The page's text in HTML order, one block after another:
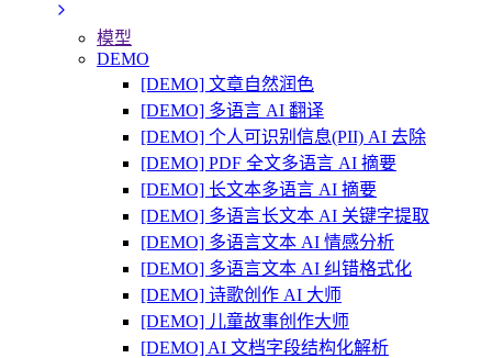
模型
DEMO
[DEMO] 文章自然润色
[DEMO] 多语言 AI 翻译
[DEMO] 个人可识别信息(PII) AI 去除
[DEMO] PDF 全文多语言 AI 摘要
[DEMO] 长文本多语言 AI 摘要
[DEMO] 多语言长文本 AI 关键字提取
[DEMO] 多语言文本 AI 情感分析
[DEMO] 多语言文本 AI 纠错格式化
[DEMO] 诗歌创作 AI 大师
[DEMO] 儿童故事创作大师
[DEMO] AI 文档字段结构化解析